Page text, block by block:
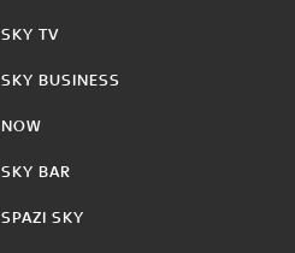
SKY TV
SKY BUSINESS
NOW
SKY BAR
SPAZI SKY